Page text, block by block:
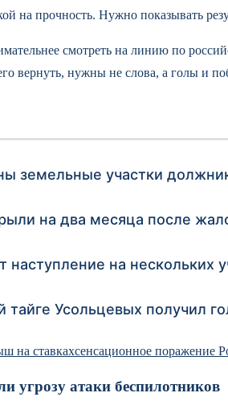
на прочность. Нужно показывать
смотреть на линию по
вернуть, нужны не слова, а голы и
земельные участки
на два месяца после
на нескольких
тайге Усольцевых получил
на ставкахсенсационное поражение
угрозу атаки беспилотников